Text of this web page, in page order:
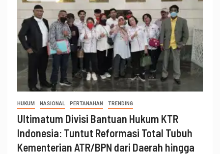
HUKUM NASIONAL PERTANAHAN TRENDING
Ultimatum Divisi Bantuan Hukum KTR
Indonesia: Tuntut Reformasi Total Tubuh
Kementerian ATR/BPN dari Daerah hingga